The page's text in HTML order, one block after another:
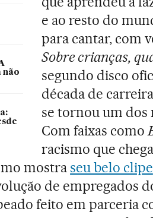
não
e ao resto do
para cantar, com
Sobre crianças,
segundo disco
década de
se tornou um dos
Com faixas como
racismo que
mostraseu belo clipe
de empregados
feito em parceria